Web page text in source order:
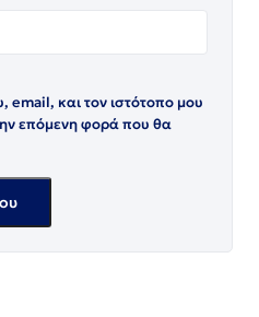
και τον ιστότοπο μου
επόμενη φορά που θα